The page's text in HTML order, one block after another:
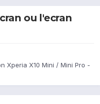
ou l'ecran
Xperia X10 Mini / Mini Pro -